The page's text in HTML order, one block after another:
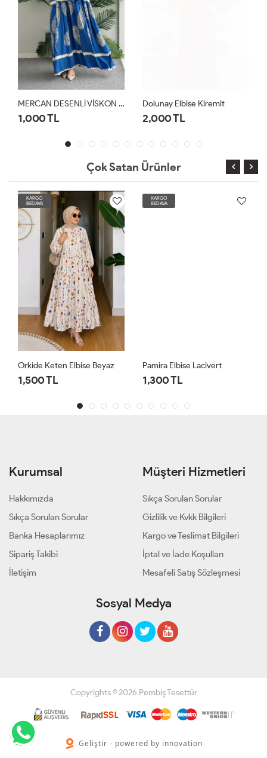
MERCAN DESENLİ VİSKON ELBİSE Mavi
1,000 TL
Dolunay Elbise Kiremit
2,000 TL
Çok Satan Ürünler
KARGO
BEDAVA
Orkide Keten Elbise Beyaz
1,500 TL
KARGO
BEDAVA
Pamira Elbise Lacivert
1,300 TL
Kurumsal
Hakkımızda
Sıkça Sorulan Sorular
Banka Hesaplarımız
Sipariş Takibi
İletişim
Müşteri Hizmetleri
Sıkça Sorulan Sorular
Gizlilik ve Kvkk Bilgileri
Kargo ve Teslimat Bilgileri
İptal ve İade Koşulları
Mesafeli Satış Sözleşmesi
Sosyal Medya
Copyrights © 2026 Pembiş Tesettür
Geliştir - powered by innovation